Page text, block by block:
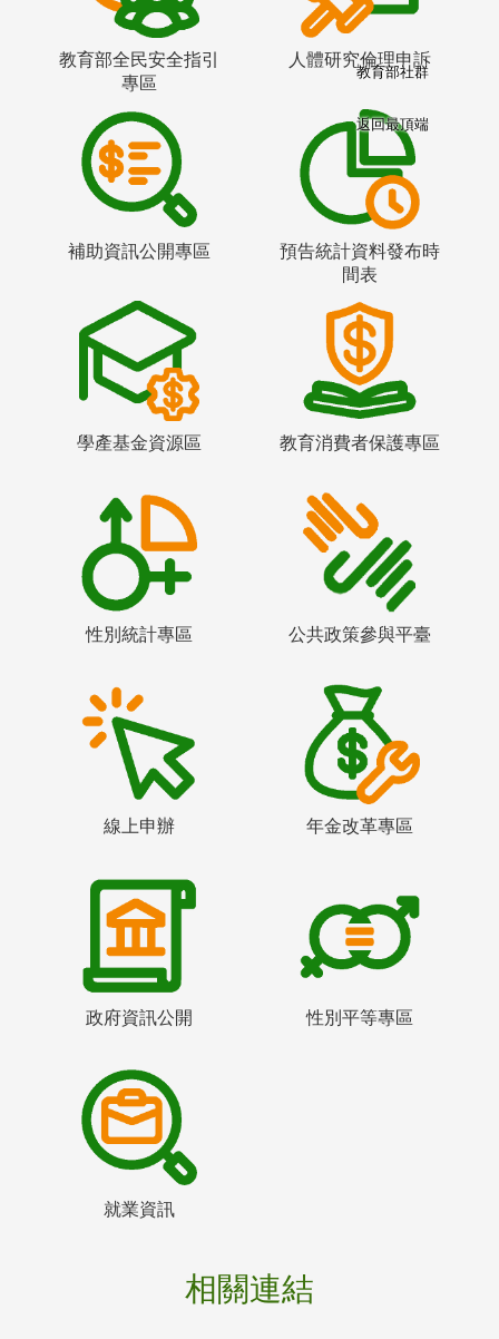
教育部全民安全指引
專區
人體研究倫理申訴
補助資訊公開專區
預告統計資料發布時
間表
學產基金資源區 教育消費者保護專區
性別統計專區 公共政策參與平臺
線上申辦 年金改革專區
政府資訊公開 性別平等專區
就業資訊
相關連結
教育部社群
返回最頂端